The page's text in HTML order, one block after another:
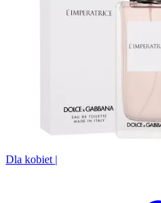
Dla kobiet